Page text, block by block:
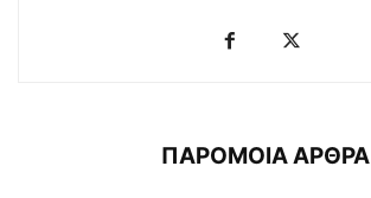
ΠΑΡΟΜΟΙΑ ΑΡΘΡΑ